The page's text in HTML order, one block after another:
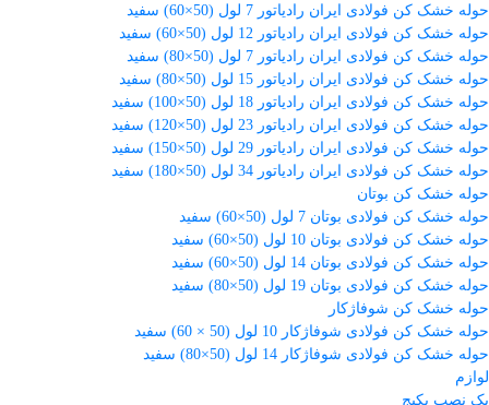
حوله خشک کن فولادی ایران رادیاتور 7 لول (50×60) سفید
حوله خشک کن فولادی ایران رادیاتور 12 لول (50×60) سفید
حوله خشک کن فولادی ایران رادیاتور 7 لول (50×80) سفید
حوله خشک کن فولادی ایران رادیاتور 15 لول (50×80) سفید
حوله خشک کن فولادی ایران رادیاتور 18 لول (50×100) سفید
حوله خشک کن فولادی ایران رادیاتور 23 لول (50×120) سفید
حوله خشک کن فولادی ایران رادیاتور 29 لول (50×150) سفید
حوله خشک کن فولادی ایران رادیاتور 34 لول (50×180) سفید
حوله خشک کن بوتان
حوله خشک کن فولادی بوتان 7 لول (50×60) سفید
حوله خشک کن فولادی بوتان 10 لول (50×60) سفید
حوله خشک کن فولادی بوتان 14 لول (50×60) سفید
حوله خشک کن فولادی بوتان 19 لول (50×80) سفید
حوله خشک کن شوفاژکار
حوله خشک کن فولادی شوفاژکار 10 لول (50 × 60) سفید
حوله خشک کن فولادی شوفاژکار 14 لول (50×80) سفید
لوازم
پک نصب پکیج